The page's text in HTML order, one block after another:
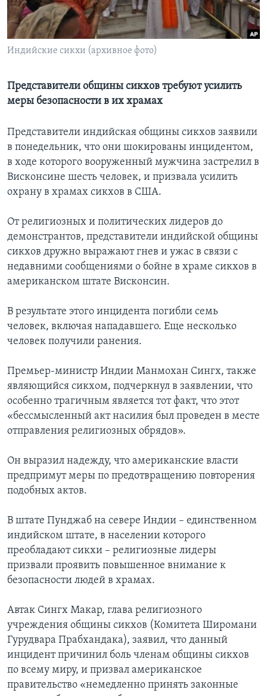
Learning English
СОЦИАЛЬНЫЕ СЕТИ
Языки
Индийские сикхи (архивное фото)
Представители общины сикхов требуют усилить
меры безопасности в их храмах
Представители индийская общины сикхов заявили
в понедельник, что они шокированы инцидентом,
в ходе которого вооруженный мужчина застрелил в
Висконсине шесть человек, и призвала усилить
охрану в храмах сикхов в США.
От религиозных и политических лидеров до
демонстрантов, представители индийской общины
сикхов дружно выражают гнев и ужас в связи с
недавними сообщениями о бойне в храме сикхов в
американском штате Висконсин.
В результате этого инцидента погибли семь
человек, включая нападавшего. Еще несколько
человек получили ранения.
Премьер-министр Индии Манмохан Сингх, также
являющийся сикхом, подчеркнул в заявлении, что
особенно трагичным является тот факт, что этот
«бессмысленный акт насилия был проведен в месте
отправления религиозных обрядов».
Он выразил надежду, что американские власти
предпримут меры по предотвращению повторения
подобных актов.
В штате Пунджаб на севере Индии – единственном
индийском штате, в населении которого
преобладают сикхи – религиозные лидеры
призвали проявить повышенное внимание к
безопасности людей в храмах.
Автак Сингх Макар, глава религиозного
учреждения общины сикхов (Комитета Широмани
Гурудвара Прабхандака), заявил, что данный
инцидент причинил боль членам общины сикхов
по всему миру, и призвал американское
правительство «немедленно принять законные